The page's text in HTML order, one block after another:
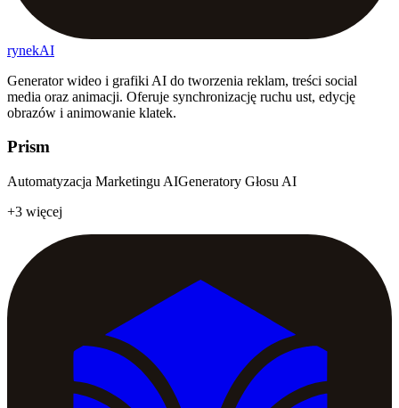
rynekAI
Generator wideo i grafiki AI do tworzenia reklam, treści social
media oraz animacji. Oferuje synchronizację ruchu ust, edycję
obrazów i animowanie klatek.
Prism
Automatyzacja Marketingu AIGeneratory Głosu AI
+3 więcej